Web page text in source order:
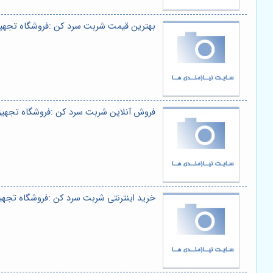
بهترین قیمت شربت سرد کن :فروشگاه
فروش آنلاین شربت سرد کن :فروشگاه
خرید اینترنتی شربت سرد کن :فروشگاه